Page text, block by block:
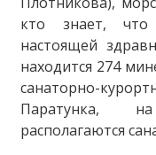
кто знает, что
настоящей
находится 274
санаторно-
Паратунка,
располагаются